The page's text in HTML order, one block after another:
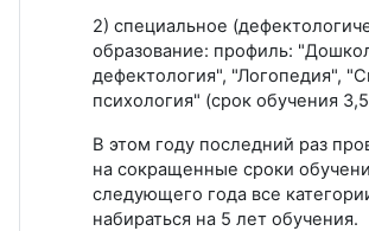
2) специальное
образование: профиль:
дефектология", "Логопедия",
психология" (срок обучения
В этом году последний раз
на сокращенные сроки
следующего года все
набираться на 5 лет обучения.